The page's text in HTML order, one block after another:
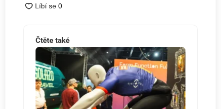
Čtěte také